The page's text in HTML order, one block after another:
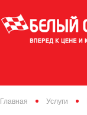
Главная Услуги